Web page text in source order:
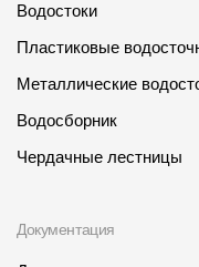
Водостоки
Пластиковые
Металлические
Водосборник
Чердачные лестницы
Документация